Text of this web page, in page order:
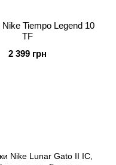
Tiempo Legend 10
TF
2 399 грн